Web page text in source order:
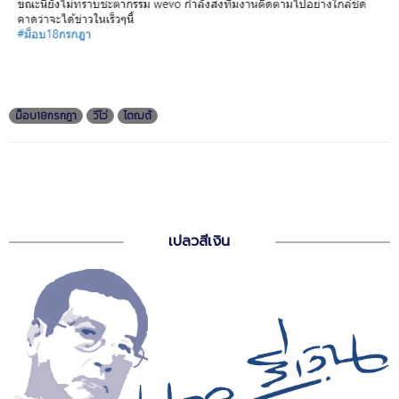
ม็อบ18กรกฎา วีโว่ โตฌต้
เปลวสีเงิน